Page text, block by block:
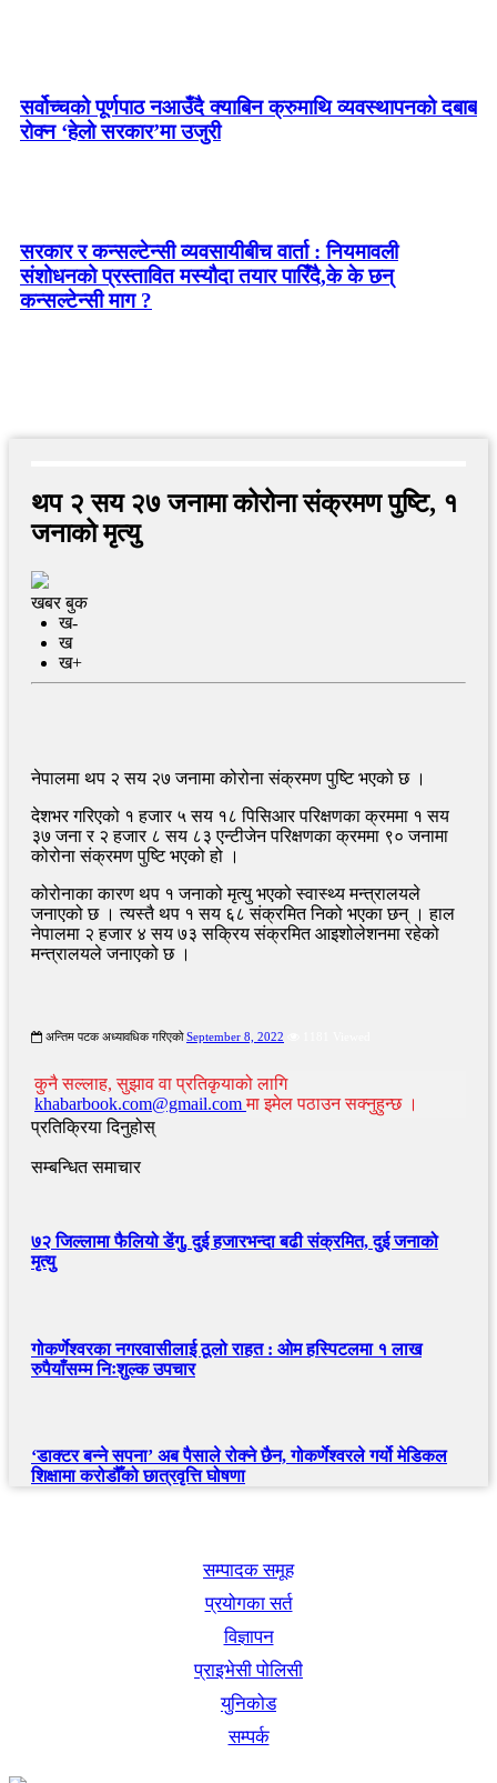
सर्वोच्चको पूर्णपाठ नआउँदै क्याबिन क्रुमाथि व्यवस्थापनको दबाब
रोक्न ‘हेलो सरकार’मा उजुरी
सरकार र कन्सल्टेन्सी व्यवसायीबीच वार्ता : नियमावली
संशोधनको प्रस्तावित मस्यौदा तयार पारिँदै,के के छन्
कन्सल्टेन्सी माग ?
थप २ सय २७ जनामा कोरोना संक्रमण पुष्टि, १
जनाको मृत्यु
खबर बुक
ख-
ख
ख+
नेपालमा थप २ सय २७ जनामा कोरोना संक्रमण पुष्टि भएको छ ।
देशभर गरिएको १ हजार ५ सय १८ पिसिआर परिक्षणका क्रममा १ सय
३७ जना र २ हजार ८ सय ८३ एन्टीजेन परिक्षणका क्रममा ९० जनामा
कोरोना संक्रमण पुष्टि भएको हो ।
कोरोनाका कारण थप १ जनाको मृत्यु भएको स्वास्थ्य मन्त्रालयले
जनाएको छ । त्यस्तै थप १ सय ६८ संक्रमित निको भएका छन् । हाल
नेपालमा २ हजार ४ सय ७३ सक्रिय संक्रमित आइशोलेशनमा रहेको
मन्त्रालयले जनाएको छ ।
अन्तिम पटक अध्यावधिक गरिएको September 8, 2022
कुनै सल्लाह, सुझाव वा प्रतिकृयाको लागि
khabarbook.com@gmail.comमा इमेल पठाउन सक्नुहुन्छ ।
प्रतिक्रिया दिनुहोस्
सम्बन्धित समाचार
७२ जिल्लामा फैलियो डेंगु, दुई हजारभन्दा बढी संक्रमित, दुई जनाको
मृत्यु
गोकर्णेश्वरका नगरवासीलाई ठूलो राहत : ओम हस्पिटलमा १ लाख
रुपैयाँसम्म निःशुल्क उपचार
‘डाक्टर बन्ने सपना’ अब पैसाले रोक्ने छैन, गोकर्णेश्वरले गर्यो मेडिकल
शिक्षामा करोडौँको छात्रवृत्ति घोषणा
सम्पादक समूह
प्रयोगका सर्त
विज्ञापन
प्राइभेसी पोलिसी
युनिकोड
सम्पर्क